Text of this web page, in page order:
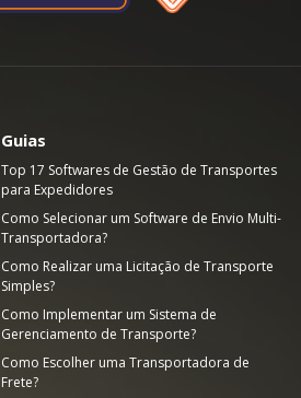
Guias
Top 17 Softwares de Gestão de Transportes
para Expedidores
Como Selecionar um Software de Envio Multi-
Transportadora?
Como Realizar uma Licitação de Transporte
Simples?
Como Implementar um Sistema de
Gerenciamento de Transporte?
Como Escolher uma Transportadora de
Frete?